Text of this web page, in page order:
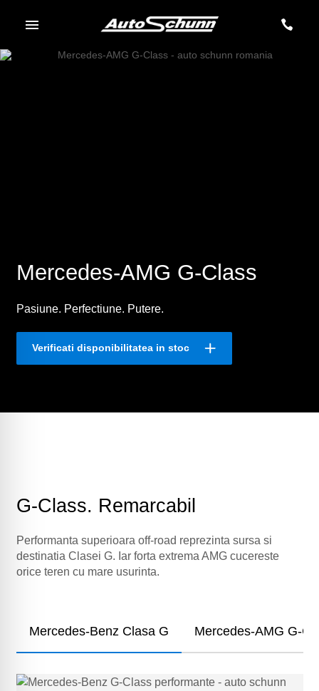
Mercedes-AMG G-Class
Pasiune. Perfectiune. Putere.
Verificati disponibilitatea in stoc
G-Class. Remarcabil
Performanta superioara off-road reprezinta sursa si
destinatia Clasei G. Iar forta extrema AMG cucereste
orice teren cu mare usurinta.
Mercedes-Benz Clasa G Mercedes-AMG G-